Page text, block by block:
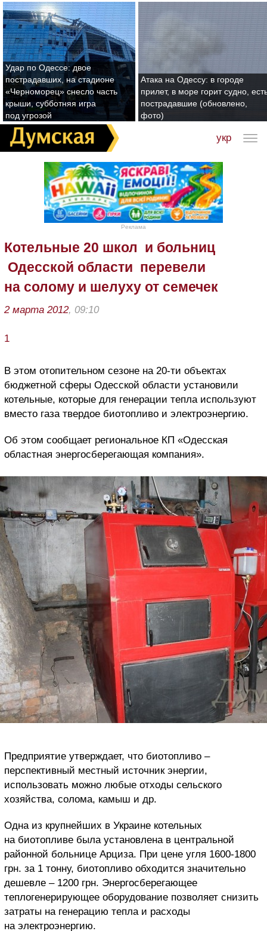
Удар по Одессе: двое
пострадавших, на стадионе
«Черноморец» снесло часть
крыши, субботняя игра
под угрозой
Атака на Одессу: в городе
прилет, в море горит судно,
пострадавшие (обновлено,
фото)
укр
Реклама
Котельные 20 школ и больниц
Одесской области перевели
на солому и шелуху от семечек
2 марта 2012, 09:10
1
В этом отопительном сезоне на 20-ти объектах
бюджетной сферы Одесской области установили
котельные, которые для генерации тепла используют
вместо газа твердое биотопливо и электроэнергию.
Об этом сообщает региональное КП «Одесская
областная энергосберегающая компания».
Предприятие утверждает, что биотопливо –
перспективный местный источник энергии,
использовать можно любые отходы сельского
хозяйства, солома, камыш и др.
Одна из крупнейших в Украине котельных
на биотопливе была установлена в центральной
районной больнице Арциза. При цене угля 1600-1800
грн. за 1 тонну, биотопливо обходится значительно
дешевле – 1200 грн. Энергосберегающее
теплогенерирующее оборудование позволяет снизить
затраты на генерацию тепла и расходы
на электроэнергию.